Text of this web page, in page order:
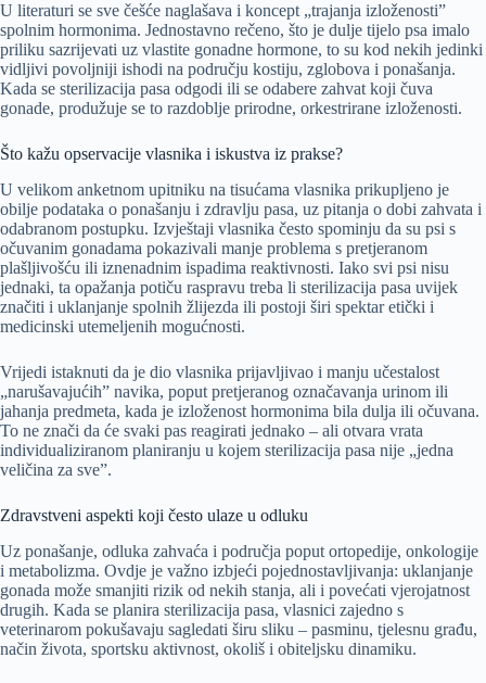
U literaturi se sve češće naglašava i koncept „trajanja izloženosti”
spolnim hormonima. Jednostavno rečeno, što je dulje tijelo psa imalo
priliku sazrijevati uz vlastite gonadne hormone, to su kod nekih jedinki
vidljivi povoljniji ishodi na području kostiju, zglobova i ponašanja.
Kada se sterilizacija pasa odgodi ili se odabere zahvat koji čuva
gonade, produžuje se to razdoblje prirodne, orkestrirane izloženosti.
Što kažu opservacije vlasnika i iskustva iz prakse?
U velikom anketnom upitniku na tisućama vlasnika prikupljeno je
obilje podataka o ponašanju i zdravlju pasa, uz pitanja o dobi zahvata i
odabranom postupku. Izvještaji vlasnika često spominju da su psi s
očuvanim gonadama pokazivali manje problema s pretjeranom
plašljivošću ili iznenadnim ispadima reaktivnosti. Iako svi psi nisu
jednaki, ta opažanja potiču raspravu treba li sterilizacija pasa uvijek
značiti i uklanjanje spolnih žlijezda ili postoji širi spektar etički i
medicinski utemeljenih mogućnosti.
Vrijedi istaknuti da je dio vlasnika prijavljivao i manju učestalost
„narušavajućih” navika, poput pretjeranog označavanja urinom ili
jahanja predmeta, kada je izloženost hormonima bila dulja ili očuvana.
To ne znači da će svaki pas reagirati jednako – ali otvara vrata
individualiziranom planiranju u kojem sterilizacija pasa nije „jedna
veličina za sve”.
Zdravstveni aspekti koji često ulaze u odluku
Uz ponašanje, odluka zahvaća i područja poput ortopedije, onkologije
i metabolizma. Ovdje je važno izbjeći pojednostavljivanja: uklanjanje
gonada može smanjiti rizik od nekih stanja, ali i povećati vjerojatnost
drugih. Kada se planira sterilizacija pasa, vlasnici zajedno s
veterinarom pokušavaju sagledati širu sliku – pasminu, tjelesnu građu,
način života, sportsku aktivnost, okoliš i obiteljsku dinamiku.